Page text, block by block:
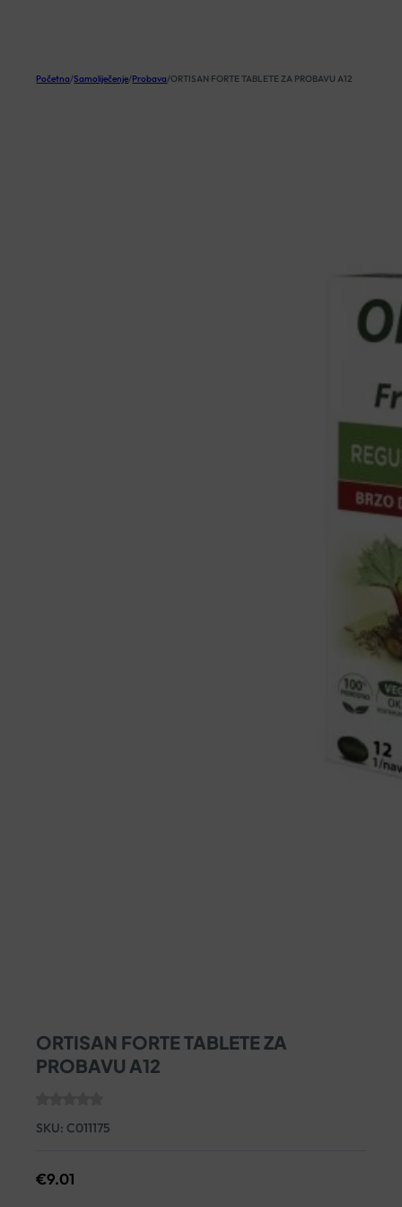
Početna/Samoliječenje/Probava/ORTISAN FORTE TABLETE ZA PROBAVU A12
ORTISAN FORTE TABLETE ZA
PROBAVU A12
SKU: C011175
€9.01